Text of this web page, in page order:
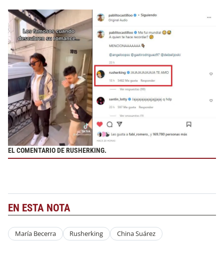
EL COMENTARIO DE RUSHERKING.
EN ESTA NOTA
María Becerra Rusherking China Suárez